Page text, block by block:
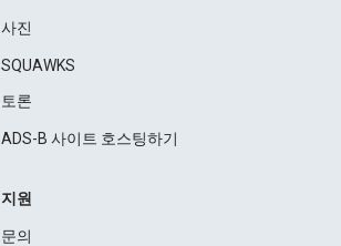
사진
SQUAWKS
토론
ADS-B 사이트 호스팅하기
지원
문의